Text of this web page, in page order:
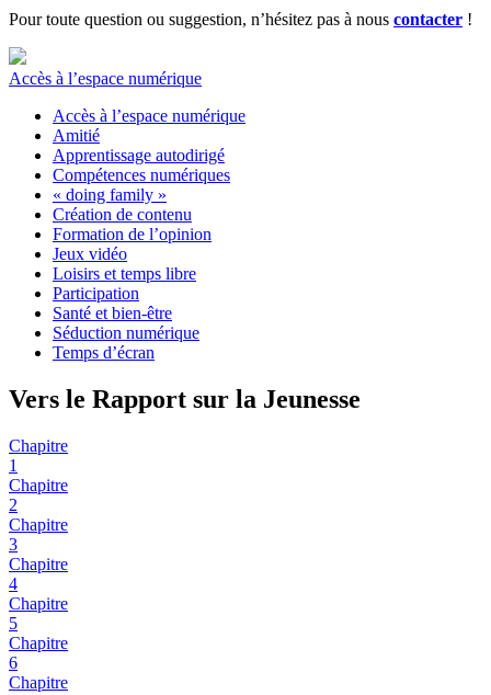
Pour toute question ou suggestion, n’hésitez pas à nous contacter !
Accès à l’espace numérique
Accès à l’espace numérique
Amitié
Apprentissage autodirigé
Compétences numériques
« doing family »
Création de contenu
Formation de l’opinion
Jeux vidéo
Loisirs et temps libre
Participation
Santé et bien-être
Séduction numérique
Temps d’écran
Vers le Rapport sur la Jeunesse
Chapitre
1
Chapitre
2
Chapitre
3
Chapitre
4
Chapitre
5
Chapitre
6
Chapitre